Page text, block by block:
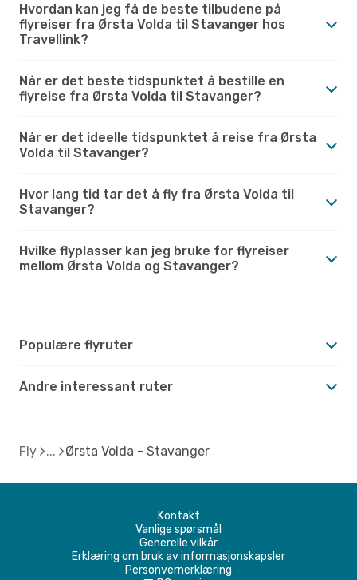
Hvordan kan jeg få de beste tilbudene på
flyreiser fra Ørsta Volda til Stavanger hos
Travellink?
Når er det beste tidspunktet å bestille en
flyreise fra Ørsta Volda til Stavanger?
Når er det ideelle tidspunktet å reise fra Ørsta
Volda til Stavanger?
Hvor lang tid tar det å fly fra Ørsta Volda til
Stavanger?
Hvilke flyplasser kan jeg bruke for flyreiser
mellom Ørsta Volda og Stavanger?
Populære flyruter
Andre interessant ruter
Fly Ørsta Volda - Stavanger
Kontakt
Vanlige spørsmål
Generelle vilkår
Erklæring om bruk av informasjonskapsler
Personvernerklæring